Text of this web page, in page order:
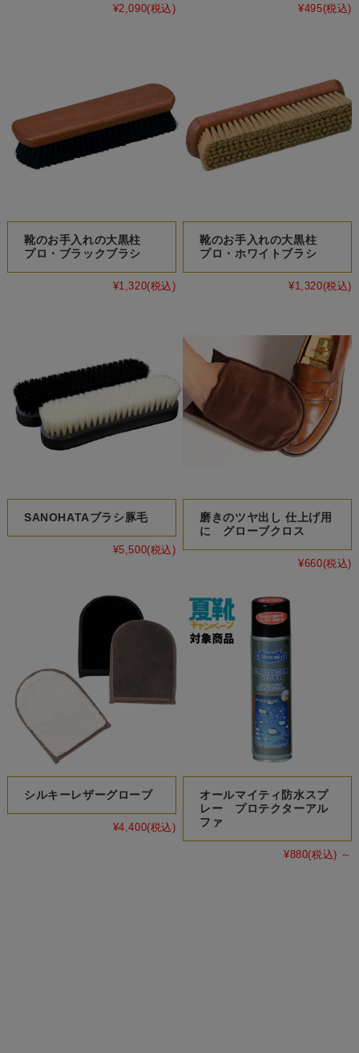
¥2,090(税込) ¥495(税込)
靴のお手入れの大黒柱
プロ・ブラックブラシ
¥1,320(税込)
靴のお手入れの大黒柱
プロ・ホワイトブラシ
¥1,320(税込)
SANOHATAブラシ豚毛
¥5,500(税込)
磨きのツヤ出し 仕上げ用
に グローブクロス
¥660(税込)
シルキーレザーグローブ
¥4,400(税込)
オールマイティ防水スプ
レー プロテクターアル
ファ
¥880(税込) ～